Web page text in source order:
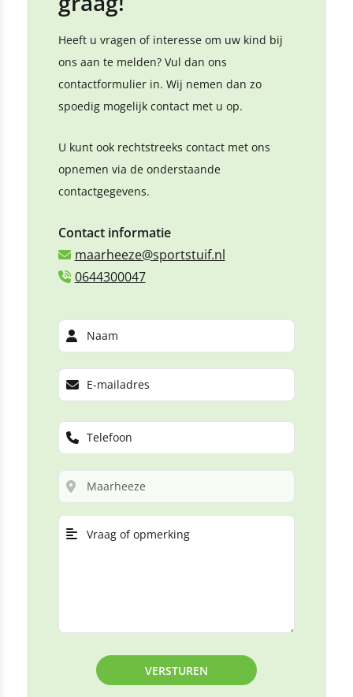
Heeft u vragen of interesse om uw kind bij
ons aan te melden? Vul dan ons
contactformulier in. Wij nemen dan zo
spoedig mogelijk contact met u op.
U kunt ook rechtstreeks contact met ons
opnemen via de onderstaande
contactgegevens.
Contact informatie
maarheeze@sportstuif.nl
0644300047
VERSTUREN